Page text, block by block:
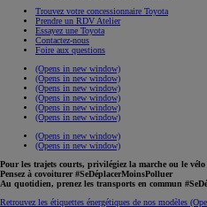
Trouvez votre concessionnaire Toyota
Prendre un RDV Atelier
Essayez une Toyota
Contactez-nous
Foire aux questions
(Opens in new window)
(Opens in new window)
(Opens in new window)
(Opens in new window)
(Opens in new window)
(Opens in new window)
(Opens in new window)
(Opens in new window)
Pour les trajets courts, privilégiez la marche ou le
Pensez à covoiturer #SeDéplacerMoinsPolluer
Au quotidien, prenez les transports en commun
Retrouvez les étiquettes énergétiques de nos modèles